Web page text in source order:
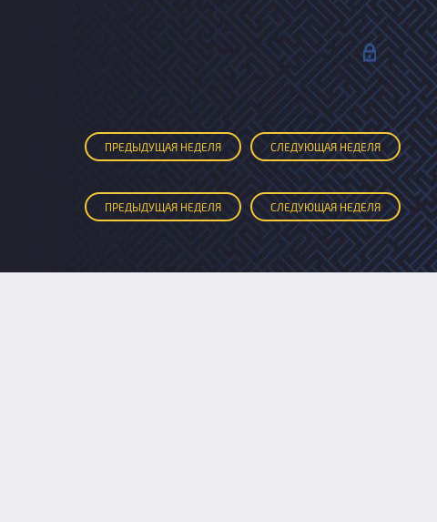
ПРЕДЫДУЩАЯ НЕДЕЛЯ СЛЕДУЮЩАЯ НЕДЕЛЯ
ПРЕДЫДУЩАЯ НЕДЕЛЯ СЛЕДУЮЩАЯ НЕДЕЛЯ